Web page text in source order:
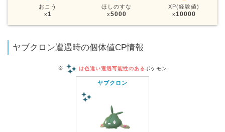
おこう
x1
ほしのすな
x5000
XP(経験値)
x10000
ヤブクロン遭遇時の個体値CP情報
※ は色違い遭遇可能性のある ポケモン
ヤブクロン